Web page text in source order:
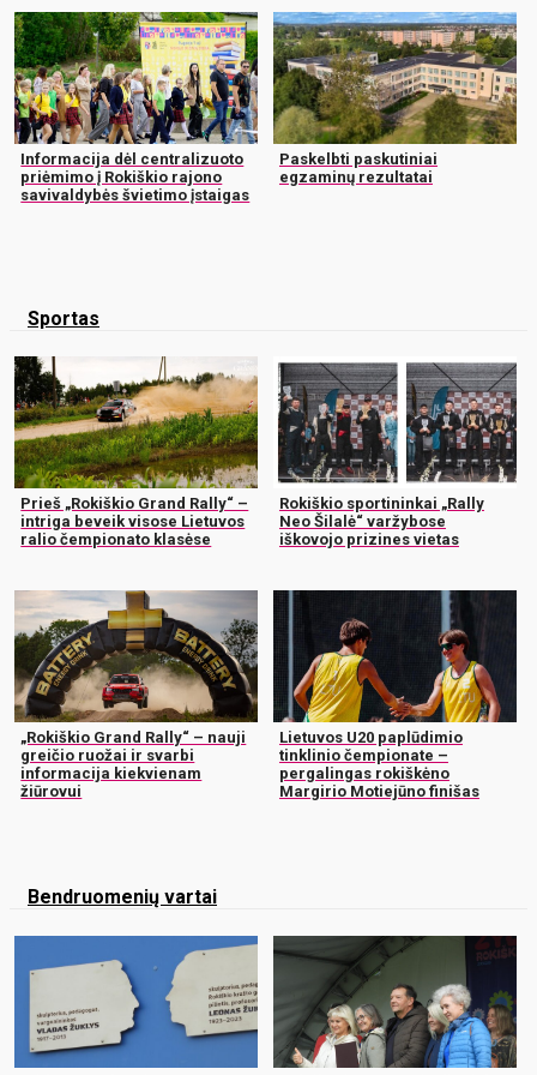
Informacija dėl centralizuoto
priėmimo į Rokiškio rajono
savivaldybės švietimo įstaigas
Paskelbti paskutiniai
egzaminų rezultatai
Sportas
Prieš „Rokiškio Grand Rally“ –
intriga beveik visose Lietuvos
ralio čempionato klasėse
Rokiškio sportininkai „Rally
Neo Šilalė“ varžybose
iškovojo prizines vietas
„Rokiškio Grand Rally“ – nauji
greičio ruožai ir svarbi
informacija kiekvienam
žiūrovui
Lietuvos U20 paplūdimio
tinklinio čempionate –
pergalingas rokiškėno
Margirio Motiejūno finišas
Bendruomenių vartai